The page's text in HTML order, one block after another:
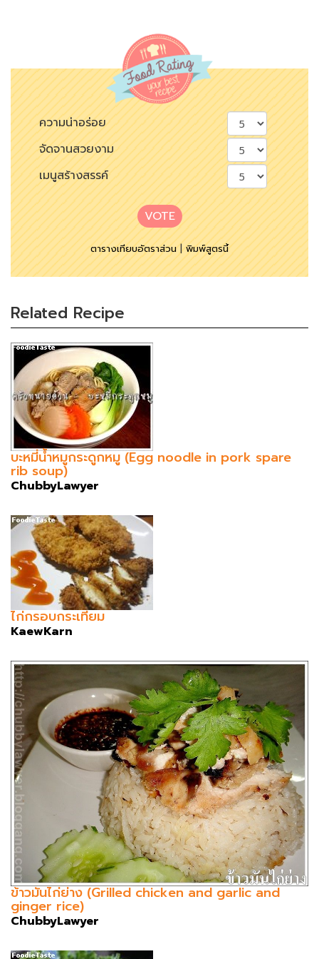
ความน่าอร่อย
จัดจานสวยงาม
เมนูสร้างสรรค์
VOTE
ตารางเทียบอัตราส่วน|พิมพ์สูตรนี้
Related Recipe
บะหมี่น้ำหมูกระดูกหมู (Egg noodle in pork spare
rib soup)
ChubbyLawyer
ไก่กรอบกระเทียม
KaewKarn
ข้าวมันไก่ย่าง (Grilled chicken and garlic and
ginger rice)
ChubbyLawyer